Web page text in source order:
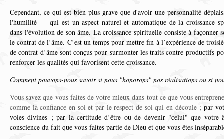
Cependant, ce qui est bien plus grave que d'avoir une personnalité
l'humilité — qui est un aspect naturel et automatique de la croissance
dans l'évolution de son âme. La croissance spirituelle consiste à façonner
le contrat de l’âme. C’est un temps pour mettre fin à l’expérience de
de contrat d’âme sont conçus pour surmonter les traits contre-productifs
renforcer les qualités qui favorisent cette croissance.
Comment pouvons-nous savoir si nous "honorons" nos réalisations ou si
Vous savez que vous faites de votre mieux dans tout ce que vous
comme la confiance en soi et par le respect de soi qui en découle ; par
voies divines ; par la certitude d’être ou de devenir "celui" que votre
conscience du fait que vous faites partie de Dieu et que vous êtes